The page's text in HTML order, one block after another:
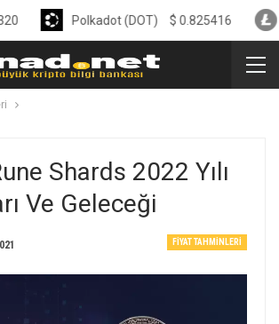
Shards 2022 Yılı
Ve Geleceği
FIYAT TAHMINLERI
Polkadot (DOT) $0.825416